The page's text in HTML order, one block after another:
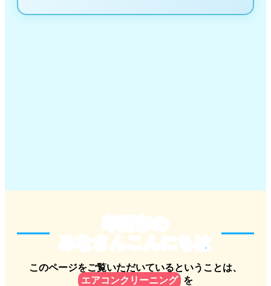
このページをご覧いただいているということは、
エアコンクリーニング を